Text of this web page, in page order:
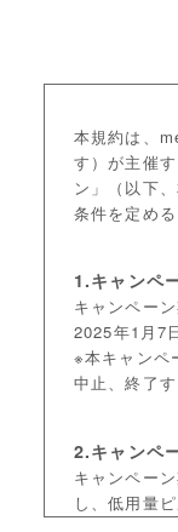
本規約は、
す）が主催
ン」（以下
条件を定める
1.キャンペ
キャンペー
2025年1月7
※本キャンペ
中止、終了
2.キャンペ
キャンペー
し、低用量